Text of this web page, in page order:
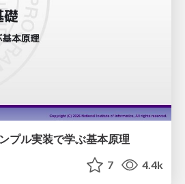
プル実装で学ぶ基本原理
7 4.4k